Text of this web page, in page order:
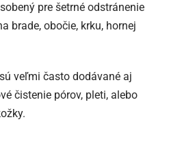
pre šetrné odstránenie
brade, obočie, krku, hornej
veľmi často dodávané aj
čistenie pórov, pleti, alebo